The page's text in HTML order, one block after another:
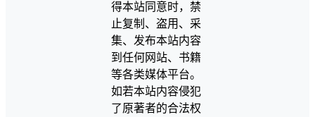
得本站同意时，禁
止复制、盗用、采
集、发布本站内容
到任何网站、书籍
等各类媒体平台。
如若本站内容侵犯
了原著者的合法权